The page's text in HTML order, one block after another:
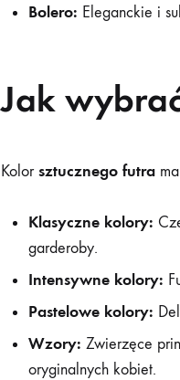
Bolero: Eleganckie i
Jak
Kolorsztucznego futra
Klasyczne kolory:
garderoby.
Intensywne kolory:
Pastelowe kolory:
Wzory: Zwierzęce
oryginalnych kobiet.